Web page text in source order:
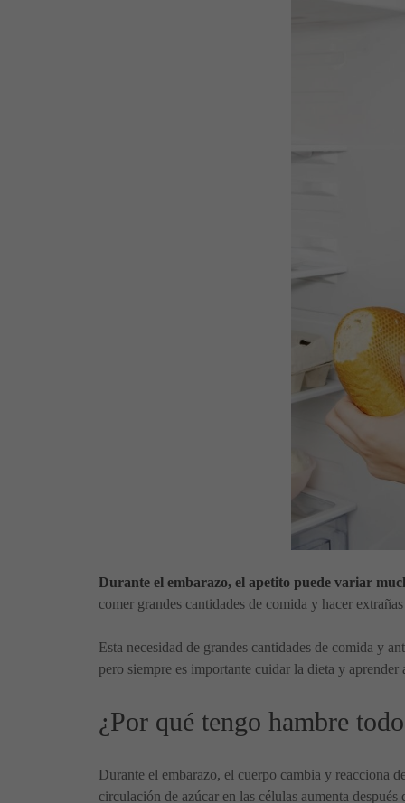
Durante el embarazo, el apetito puede variar
comer grandes cantidades de comida y hacer
Esta necesidad de grandes cantidades de comida y
pero siempre es importante cuidar la dieta y
¿Por qué tengo hambre
Durante el embarazo, el cuerpo cambia y reacciona
circulación de azúcar en las células aumenta